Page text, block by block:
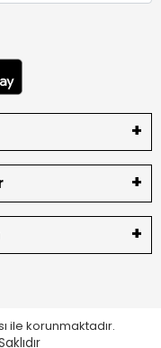
ile korunmaktadır.